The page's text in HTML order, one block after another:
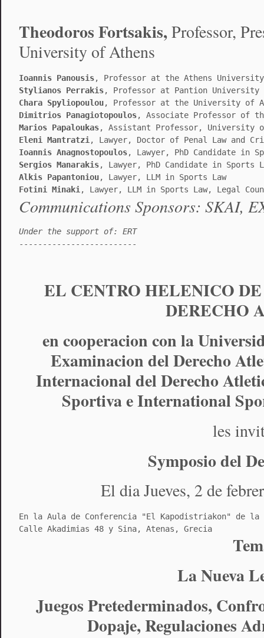
Theodoros Fortsakis,Professor,
University of Athens
Ioannis Panousis, Professor at the Athens University
Stylianos Perrakis, Professor at Pantion University
Chara Spyliopoulou, Professor at the University of
Dimitrios Panagiotopoulos, Associate Professor of
Marios Papaloukas, Assistant Professor, University
Eleni Mantratzi , Lawyer, Doctor of Penal Law and
Ioannis Anagnostopoulos, Lawyer, PhD Candidate in
Sergios Manarakis, Lawyer, PhD Candidate in Sports
Alkis Papantoniou, Lawyer, LLM in Sports Law
Fotini Minaki , Lawyer, LLM in Sports Law, Legal
Communications Sponsors: SKAI,
Under the support of: ERT
-------------------------
EL CENTRO HELENICO
DERECHO
en cooperacion con la
Examinacion del Derecho
Internacional del Derecho
Sportiva e International
les
Symposio del
El dia Jueves, 2 de
En la Aula de Conferencia "El Kapodistriakon" de la
Calle Akadimias 48 y Sina, Atenas, Grecia
La Nueva
Juegos Pretederminados,
Dopaje, Regulaciones